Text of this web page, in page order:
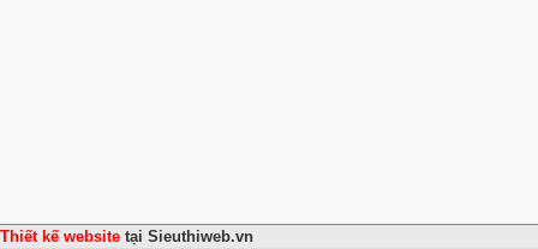
Thiết kế website tại Sieuthiweb.vn